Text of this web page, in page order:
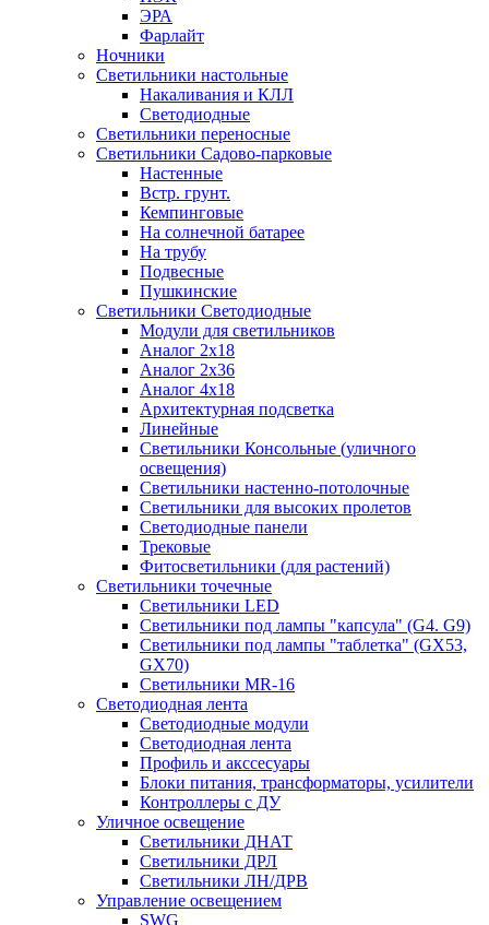
ЭРА
Фарлайт
Ночники
Светильники настольные
Накаливания и КЛЛ
Светодиодные
Светильники переносные
Светильники Садово-парковые
Настенные
Встр. грунт.
Кемпинговые
На солнечной батарее
На трубу
Подвесные
Пушкинские
Светильники Светодиодные
Модули для светильников
Аналог 2х18
Аналог 2х36
Аналог 4х18
Архитектурная подсветка
Линейные
Светильники Консольные (уличного
освещения)
Светильники настенно-потолочные
Светильники для высоких пролетов
Светодиодные панели
Трековые
Фитосветильники (для растений)
Светильники точечные
Светильники LED
Светильники под лампы "капсула" (G4. G9)
Светильники под лампы "таблетка" (GX53,
GX70)
Светильники MR-16
Светодиодная лента
Светодиодные модули
Светодиодная лента
Профиль и акссесуары
Блоки питания, трансформаторы, усилители
Контроллеры с ДУ
Уличное освещение
Светильники ДНАТ
Светильники ДРЛ
Светильники ЛН/ДРВ
Управление освещением
SWG